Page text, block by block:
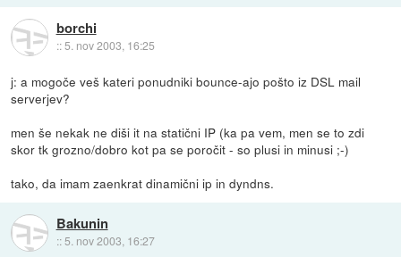
borchi
::5. nov 2003, 16:25
j: a mogoče veš kateri ponudniki bounce-ajo pošto iz DSL mail
serverjev?
men še nekak ne diši it na statični IP (ka pa vem, men se to zdi
skor tk grozno/dobro kot pa se poročit - so plusi in minusi ;-)
tako, da imam zaenkrat dinamični ip in dyndns.
Bakunin
:: 5. nov 2003, 16:27